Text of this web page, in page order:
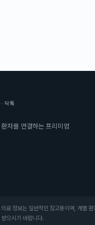
닥톡
자를 연결하는 프리미엄
의료 정보는 일반적인 참고용이며, 개별
으시기 바랍니다.